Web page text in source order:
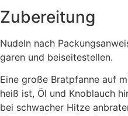
Zubereitung
Nudeln nach
garen und beiseitestellen.
Eine große Bratpfanne auf
heiß ist, Öl und Knoblauch
bei schwacher Hitze